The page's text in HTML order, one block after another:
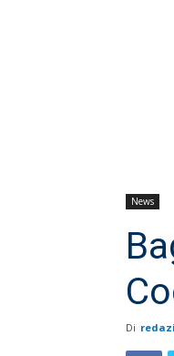
News
Di